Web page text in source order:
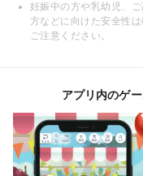
妊娠中の方や乳幼児、
方などに向けた安全性
ご注意ください。
アプリ内のゲ